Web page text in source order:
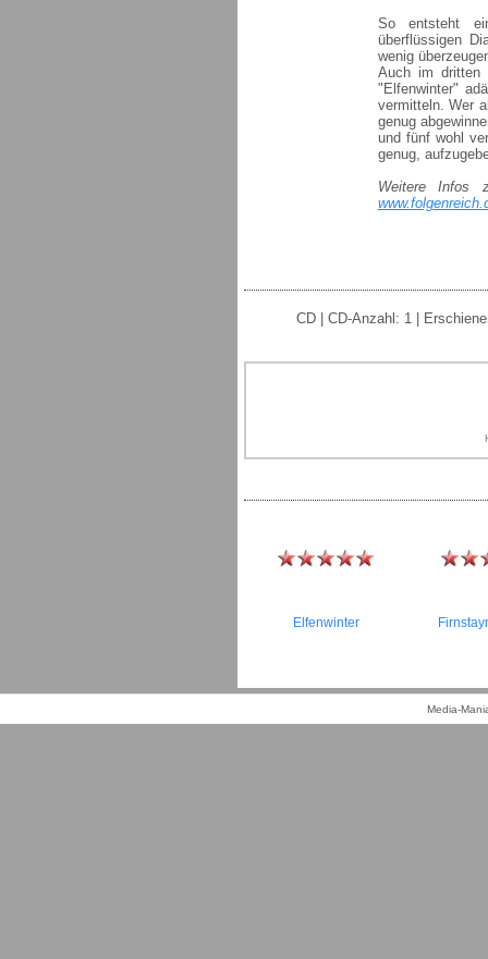
So entsteht
überflüssigen
wenig
Auch im dritten
"Elfenwinter"
vermitteln. Wer
genug
und fünf wohl
genug,
Weitere Infos
CD | CD-Anzahl: 1 |
Elfenwinter
Media-